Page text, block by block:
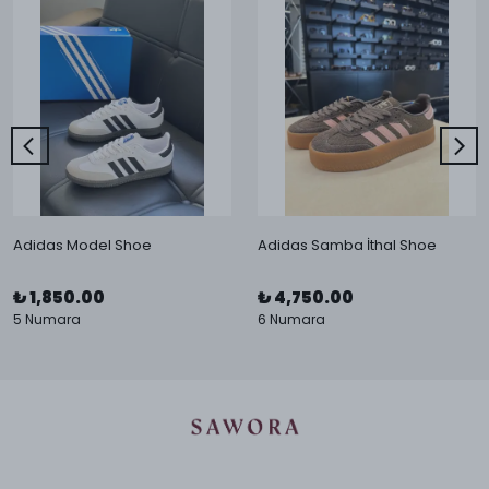
Adidas Model Shoe
₺ 1,850.00
5 Numara
Adidas Samba İthal Shoe
₺ 4,750.00
6 Numara